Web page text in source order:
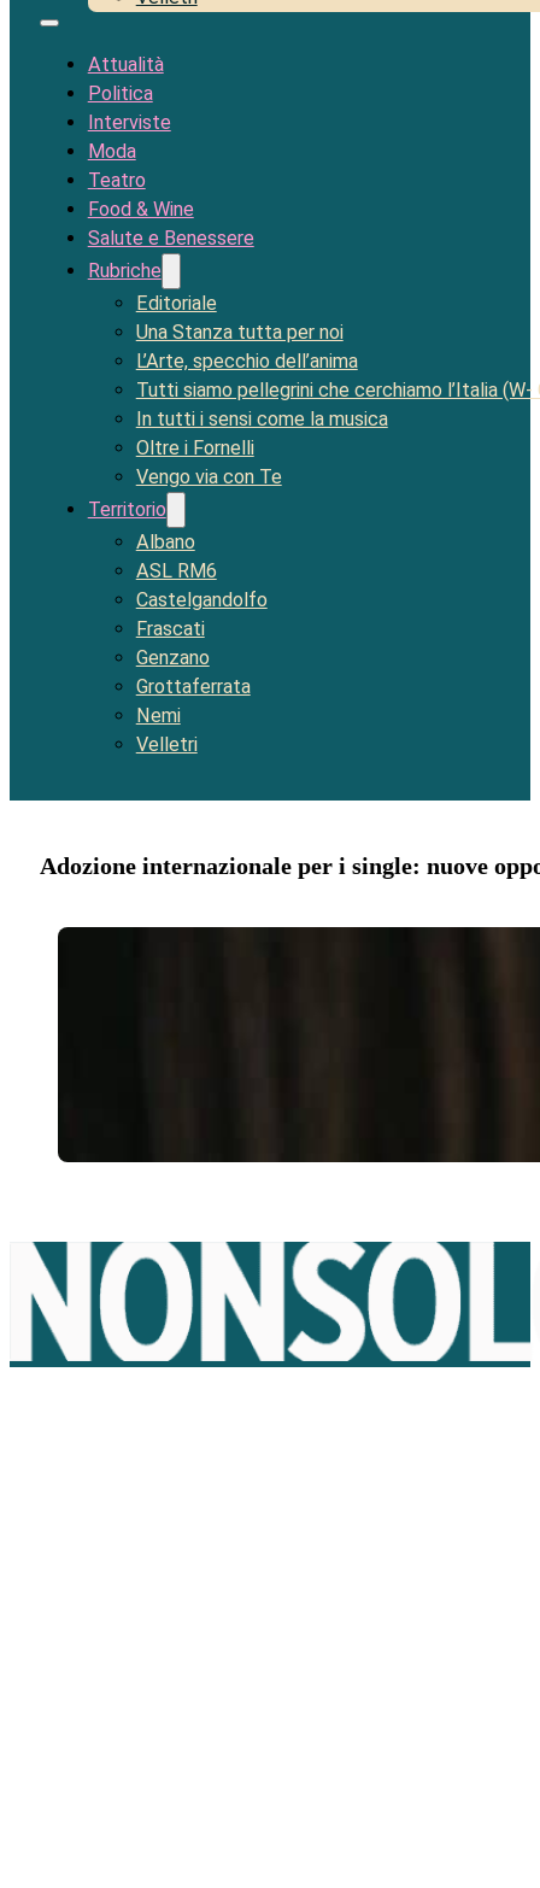
Attualità
Politica
Interviste
Moda
Teatro
Food & Wine
Salute e Benessere
Rubriche
Editoriale
Una Stanza tutta per noi
L’Arte, specchio dell’anima
Tutti siamo pellegrini che cerchiamo l’Italia (W-
In tutti i sensi come la musica
Oltre i Fornelli
Vengo via con Te
Territorio
Albano
ASL RM6
Castelgandolfo
Frascati
Genzano
Grottaferrata
Nemi
Velletri
Adozione internazionale per i single: nuove